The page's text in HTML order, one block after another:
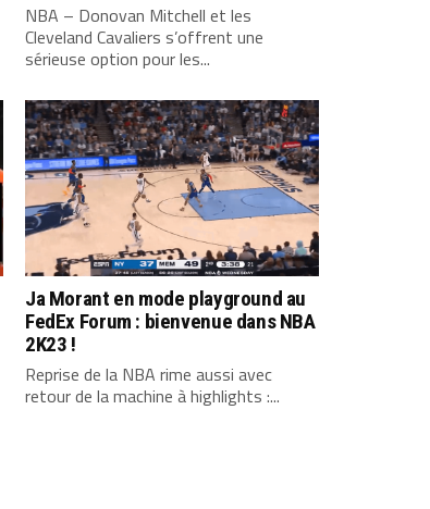
NBA – Donovan Mitchell et les
Cleveland Cavaliers s’offrent une
sérieuse option pour les...
Ja Morant en mode playground au
FedEx Forum : bienvenue dans NBA
2K23 !
Reprise de la NBA rime aussi avec
retour de la machine à highlights :...